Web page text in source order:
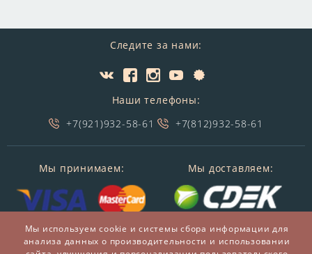
Следите за нами:
Наши телефоны:
+7(921)932-58-61
+7(812)932-58-61
Мы принимаем: Мы доставляем:
Мы используем cookie и системы сбора информации для
анализа данных о производительности и использовании